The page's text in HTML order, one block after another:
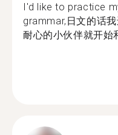
I'd like to practice
grammar,日文的话
耐心的小伙伴就开始